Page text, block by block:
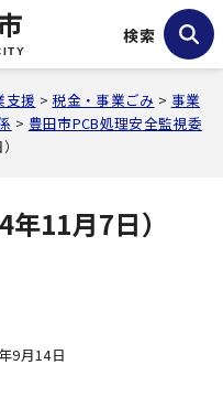
検索
支援 >税金・事業ごみ > 事業
> 豊田市PCB処理安全監視委
11月7日）
9月14日